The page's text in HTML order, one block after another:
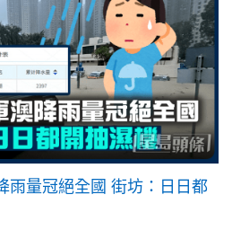
雨量冠絕全國 街坊：日日都